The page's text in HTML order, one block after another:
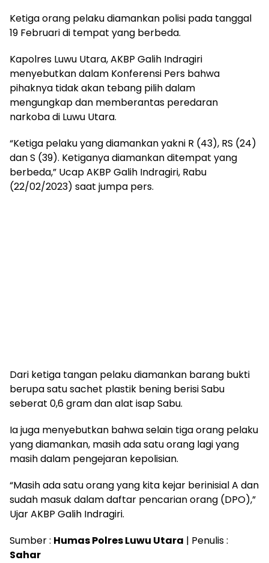
Ketiga orang pelaku diamankan polisi pada tanggal
19 Februari di tempat yang berbeda.
Kapolres Luwu Utara, AKBP Galih Indragiri
menyebutkan dalam Konferensi Pers bahwa
pihaknya tidak akan tebang pilih dalam
mengungkap dan memberantas peredaran
narkoba di Luwu Utara.
“Ketiga pelaku yang diamankan yakni R (43), RS (24)
dan S (39). Ketiganya diamankan ditempat yang
berbeda,” Ucap AKBP Galih Indragiri, Rabu
(22/02/2023) saat jumpa pers.
Dari ketiga tangan pelaku diamankan barang bukti
berupa satu sachet plastik bening berisi Sabu
seberat 0,6 gram dan alat isap Sabu.
Ia juga menyebutkan bahwa selain tiga orang pelaku
yang diamankan, masih ada satu orang lagi yang
masih dalam pengejaran kepolisian.
“Masih ada satu orang yang kita kejar berinisial A dan
sudah masuk dalam daftar pencarian orang (DPO),”
Ujar AKBP Galih Indragiri.
Sumber : Humas Polres Luwu Utara | Penulis :
Sahar